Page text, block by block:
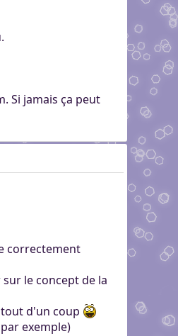
Si jamais ça peut
correctement
le concept de la
tout d'un coup
exemple)